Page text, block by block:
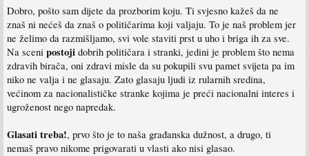
PS.Spameru hajd odgovori na svaki post pojedinacno ako ikako mozesh!
Dobro, pošto sam dijete da prozborim koju. Ti svjesno kažeš da ne
znaš ni nećeš da znaš o političarima koji valjaju. To je naš problem jer
ne želimo da razmišljamo, svi vole staviti prst u uho i briga ih za sve.
Na sceni postoji dobrih političara i stranki, jedini je problem što nema
zdravih birača, oni zdravi misle da su pokupili svu pamet svijeta pa im
niko ne valja i ne glasaju. Zato glasaju ljudi iz rularnih sredina,
većinom za nacionalističke stranke kojima je preći nacionalni interes i
ugroženost nego napredak.
Glasati treba!, prvo što je to naša građanska dužnost, a drugo, ti
nemaš pravo nikome prigovarati u vlasti ako nisi glasao.